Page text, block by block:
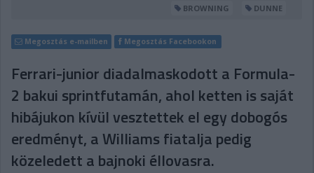
BROWNING
DUNNE
Megosztás e-mailben Megosztás Facebookon
Ferrari-junior diadalmaskodott a Formula-
2 bakui sprintfutamán, ahol ketten is saját
hibájukon kívül vesztettek el egy dobogós
eredményt, a Williams fiatalja pedig
közeledett a bajnoki éllovasra.